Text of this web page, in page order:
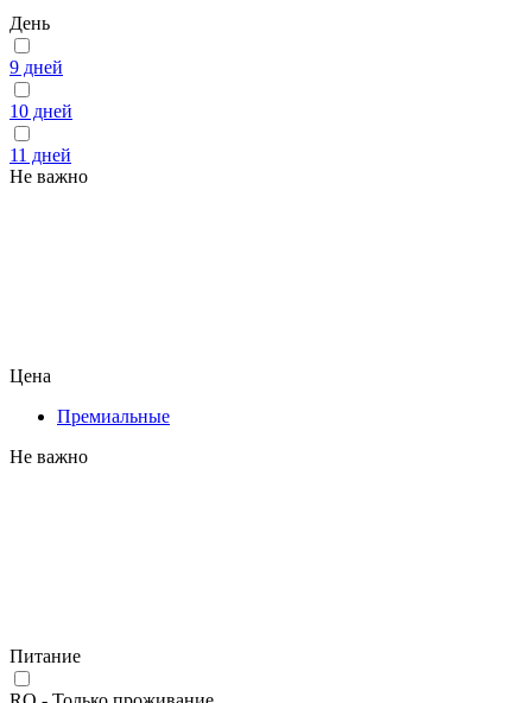
День
9 дней
10 дней
11 дней
Не важно
Цена
Премиальные
Не важно
Питание